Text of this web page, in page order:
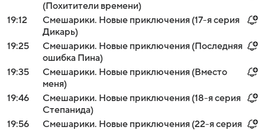
(Похитители времени)
19:12
Смешарики. Новые приключения (17-я серия
Дикарь)
19:25
Смешарики. Новые приключения (Последняя
ошибка Пина)
19:35
Смешарики. Новые приключения (Вместо
меня)
19:46
Смешарики. Новые приключения (18-я серия
Степанида)
19:56
Смешарики. Новые приключения (22-я серия